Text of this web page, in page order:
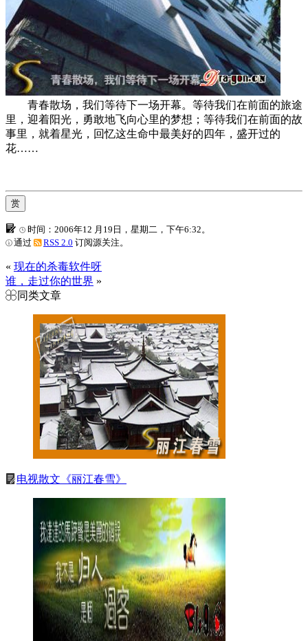
青春散场，我们等待下一场开幕。等待我们在前面的旅途
里，迎着阳光，勇敢地飞向心里的梦想；等待我们在前面的故
事里，就着星光，回忆这生命中最美好的四年，盛开过的
花……
赏
时间：2006年12 月19日，星期二，下午6:32。
通过
RSS 2.0 订阅源关注。
« 现在的杀毒软件呀
谁，走过你的世界 »
同类文章
电视散文《丽江春雪》